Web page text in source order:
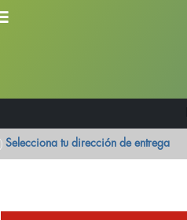
Selecciona tu dirección de entrega